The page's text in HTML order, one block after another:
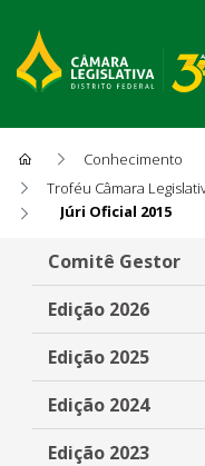
Conhecimento
Troféu Câmara
Júri Oficial 2015
Júri Oficial
Comitê Gestor
Edição 2026
Edição 2025
Edição 2024
Edição 2023